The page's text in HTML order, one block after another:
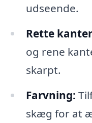
udseende.
Rette
og rene
skarpt.
Farvning:
skæg for at